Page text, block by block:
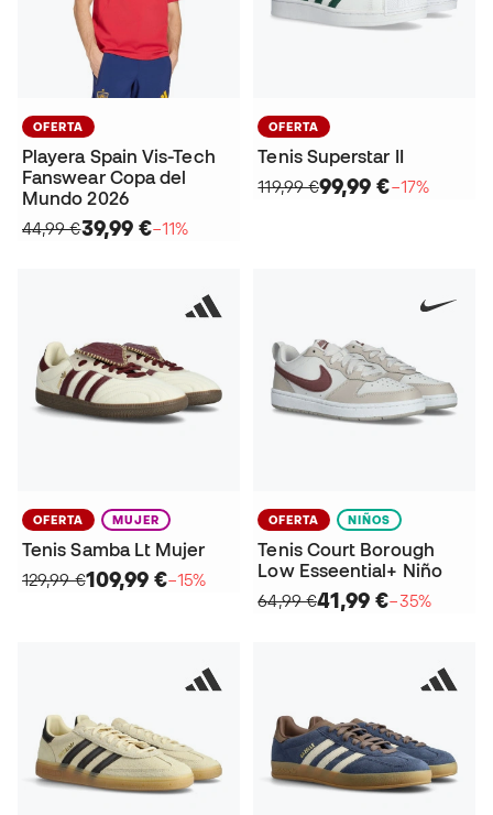
OFERTA
Playera Spain Vis-Tech
Fanswear Copa del
Mundo 2026
44,99 €39,99 €−11%
OFERTA
Tenis Superstar II
119,99 €99,99 €−17%
OFERTA MUJER
Tenis Samba Lt Mujer
129,99 €109,99 €−15%
OFERTA NIÑOS
Tenis Court Borough
Low Esseential+ Niño
64,99 €41,99 €−35%